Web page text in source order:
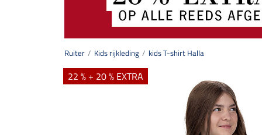
Ruiter Kids rijkleding kids T-shirt Halla
22 % + 20 % EXTRA